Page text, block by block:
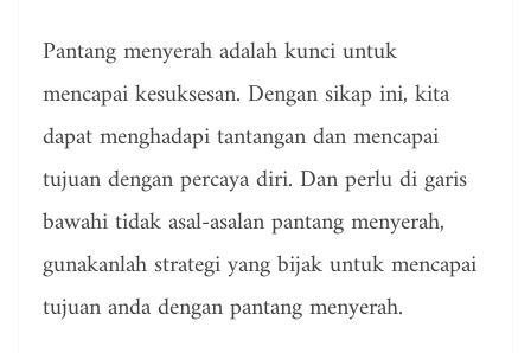
Pantang menyerah adalah kunci untuk
mencapai kesuksesan. Dengan sikap ini, kita
dapat menghadapi tantangan dan mencapai
tujuan dengan percaya diri. Dan perlu di garis
bawahi tidak asal-asalan pantang menyerah,
gunakanlah strategi yang bijak untuk mencapai
tujuan anda dengan pantang menyerah.